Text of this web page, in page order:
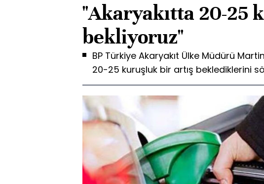
"Akaryakıtta 20-25
bekliyoruz"
BP Türkiye Akaryakıt Ülke Müdürü
20-25 kuruşluk bir artış beklediklerini